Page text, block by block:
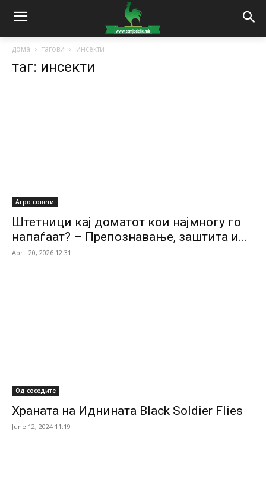
дома тагови инсекти
таг: инсекти
Агро совети
Штетници кај доматот кои најмногу го
напаѓаат? – Препознавање, заштита и...
April 20, 2026 12:31
Од соседите
Храната на Иднината Black Soldier Flies
June 12, 2024 11:19